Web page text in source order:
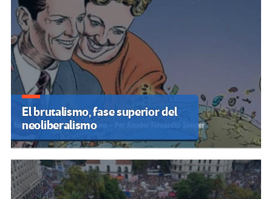
El brutalismo, fase superior del
neoliberalismo